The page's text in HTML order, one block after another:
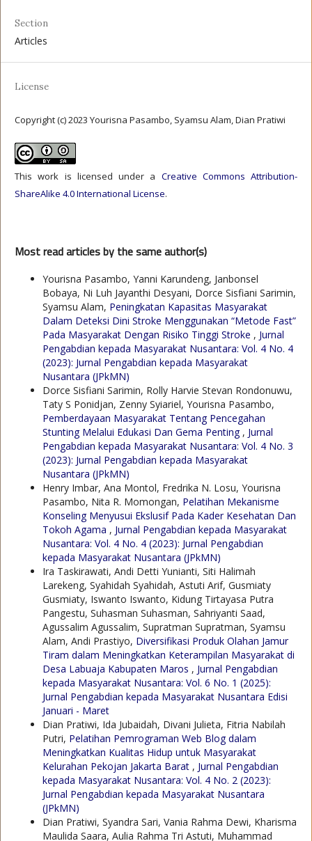
Section
Articles
License
Copyright (c) 2023 Yourisna Pasambo, Syamsu Alam, Dian Pratiwi
This work is licensed under a Creative Commons Attribution-
ShareAlike 4.0 International License.
Most read articles by the same author(s)
Yourisna Pasambo, Yanni Karundeng, Janbonsel
Bobaya, Ni Luh Jayanthi Desyani, Dorce Sisfiani Sarimin,
Syamsu Alam, Peningkatan Kapasitas Masyarakat
Dalam Deteksi Dini Stroke Menggunakan “Metode Fast”
Pada Masyarakat Dengan Risiko Tinggi Stroke , Jurnal
Pengabdian kepada Masyarakat Nusantara: Vol. 4 No. 4
(2023): Jurnal Pengabdian kepada Masyarakat
Nusantara (JPkMN)
Dorce Sisfiani Sarimin, Rolly Harvie Stevan Rondonuwu,
Taty S Ponidjan, Zenny Syiariel, Yourisna Pasambo,
Pemberdayaan Masyarakat Tentang Pencegahan
Stunting Melalui Edukasi Dan Gema Penting , Jurnal
Pengabdian kepada Masyarakat Nusantara: Vol. 4 No. 3
(2023): Jurnal Pengabdian kepada Masyarakat
Nusantara (JPkMN)
Henry Imbar, Ana Montol, Fredrika N. Losu, Yourisna
Pasambo, Nita R. Momongan, Pelatihan Mekanisme
Konseling Menyusui Ekslusif Pada Kader Kesehatan Dan
Tokoh Agama , Jurnal Pengabdian kepada Masyarakat
Nusantara: Vol. 4 No. 4 (2023): Jurnal Pengabdian
kepada Masyarakat Nusantara (JPkMN)
Ira Taskirawati, Andi Detti Yunianti, Siti Halimah
Larekeng, Syahidah Syahidah, Astuti Arif, Gusmiaty
Gusmiaty, Iswanto Iswanto, Kidung Tirtayasa Putra
Pangestu, Suhasman Suhasman, Sahriyanti Saad,
Agussalim Agussalim, Supratman Supratman, Syamsu
Alam, Andi Prastiyo, Diversifikasi Produk Olahan Jamur
Tiram dalam Meningkatkan Keterampilan Masyarakat di
Desa Labuaja Kabupaten Maros , Jurnal Pengabdian
kepada Masyarakat Nusantara: Vol. 6 No. 1 (2025):
Jurnal Pengabdian kepada Masyarakat Nusantara Edisi
Januari - Maret
Dian Pratiwi, Ida Jubaidah, Divani Julieta, Fitria Nabilah
Putri, Pelatihan Pemrograman Web Blog dalam
Meningkatkan Kualitas Hidup untuk Masyarakat
Kelurahan Pekojan Jakarta Barat , Jurnal Pengabdian
kepada Masyarakat Nusantara: Vol. 4 No. 2 (2023):
Jurnal Pengabdian kepada Masyarakat Nusantara
(JPkMN)
Dian Pratiwi, Syandra Sari, Vania Rahma Dewi, Kharisma
Maulida Saara, Aulia Rahma Tri Astuti, Muhammad